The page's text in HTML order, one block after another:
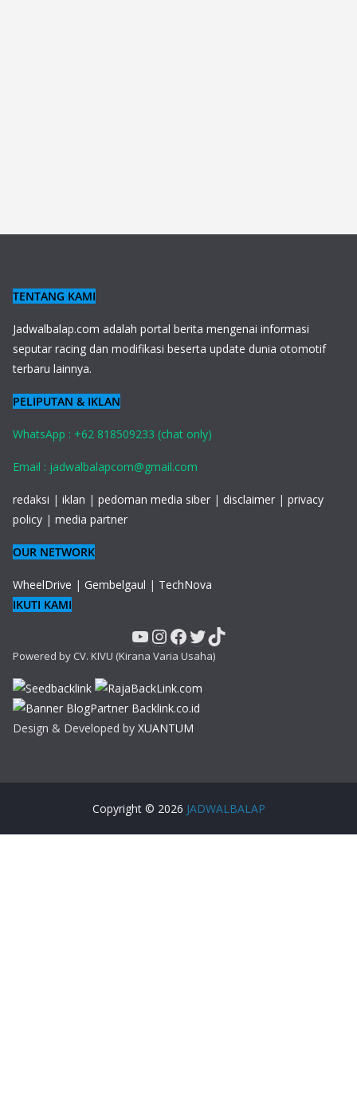
TENTANG KAMI
Jadwalbalap.com adalah portal berita mengenai informasi
seputar racing dan modifikasi beserta update dunia otomotif
terbaru lainnya.
PELIPUTAN & IKLAN
WhatsApp : +62 818509233 (chat only)
Email : jadwalbalapcom@gmail.com
redaksi | iklan | pedoman media siber | disclaimer | privacy
policy | media partner
OUR NETWORK
WheelDrive | Gembelgaul | TechNova
IKUTI KAMI
YouTube
Instagram
Facebook
Twitter
TikTok
Powered by CV. KIVU (Kirana Varia Usaha)
Design & Developed by XUANTUM
Copyright © 2026 JADWALBALAP